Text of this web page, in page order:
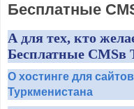
Бесплатные
А для тех, кто
Бесплатные CMSв
О хостинге для
Туркменистана